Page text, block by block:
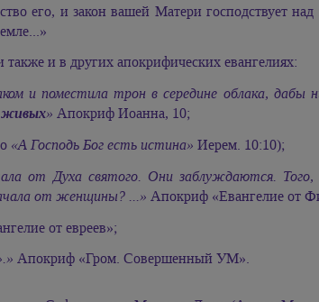
его, и закон вашей Матери господствует
и в других апокрифических евангелиях:
и поместила трон в середине облака, дабы
живых» Апокриф Иоанна, 10;
«А Господь Бог есть истина» Иерем. 10:10);
от Духа святого. Они заблуждаются.
от женщины? ...» Апокриф «Евангелие от
от евреев»;
Апокриф «Гром. Совершенный УМ».